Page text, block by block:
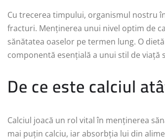
Cu trecerea timpului, organismul nostru
fracturi. Menținerea unui nivel optim de
sănătatea oaselor pe termen lung. O
componentă esențială a unui stil de viață
De ce este calciul
Calciul joacă un rol vital în menținerea
mai puțin calciu, iar absorbția lui din